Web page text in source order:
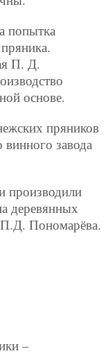
попытка
П. Д.
основе.
пряников
завода
производили
деревянных
Пономарёва.
–